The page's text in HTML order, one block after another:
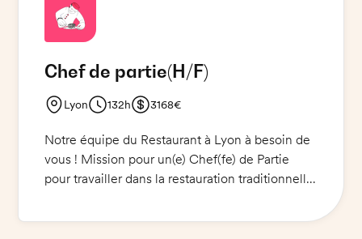
Bonne maîtrise des couteaux et du poste froid
est exigée. Ne manquez pas cette opportunité !
Chef de partie(H/F)
Lyon 132h 3168€
Notre équipe du Restaurant à Lyon à besoin de
vous ! Mission pour un(e) Chef(fe) de Partie
pour travailler dans la restauration traditionnelle.
entrées et des desserts du jour ainsi que de la